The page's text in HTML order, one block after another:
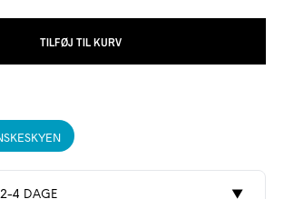
TILFØJ TIL KURV
2-4 DAGE ▼